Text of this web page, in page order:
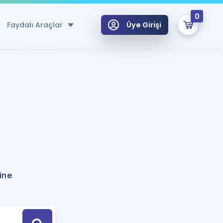
Faydalı Araçlar
Hesaplama Aracı
için Öneriler
Tek Takvimde
Üye Girişi
0
Hoca ile seni sınava hazırlayacak onlarca eğitim seni bekliyor!